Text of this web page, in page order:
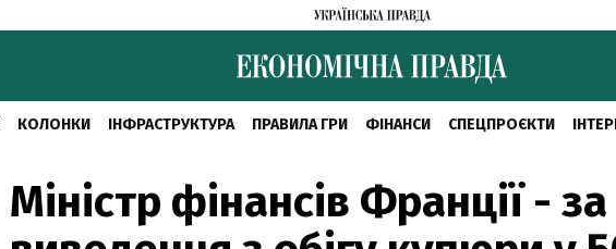
КОЛОНКИ ІНФРАСТРУКТУРА ПРАВИЛА ГРИ ФІНАНСИ СПЕЦПРОЄКТИ
Міністр фінансів Франції - за